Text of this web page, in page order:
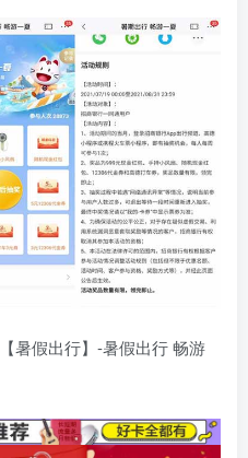
暑假出行】-暑假出行 畅游